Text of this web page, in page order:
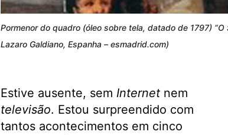
Pormenor do quadro (óleo sobre tela, datado de 1797)
Lazaro Galdiano, Espanha – esmadrid.com)
Estive ausente, sem Internet nem
televisão. Estou surpreendido com
tantos acontecimentos em cinco